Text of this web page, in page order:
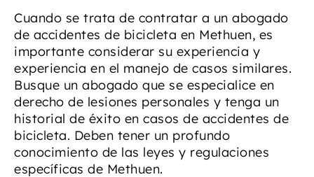
Cuando se trata de contratar a un abogado
de accidentes de bicicleta en Methuen, es
importante considerar su experiencia y
experiencia en el manejo de casos similares.
Busque un abogado que se especialice en
derecho de lesiones personales y tenga un
historial de éxito en casos de accidentes de
bicicleta. Deben tener un profundo
conocimiento de las leyes y regulaciones
específicas de Methuen.